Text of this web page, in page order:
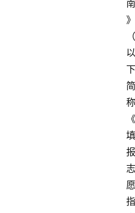
南
》
（
以
下
简
称
《
填
报
志
愿
指